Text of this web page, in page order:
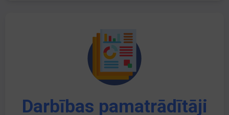
Darbības pamatrādītāji